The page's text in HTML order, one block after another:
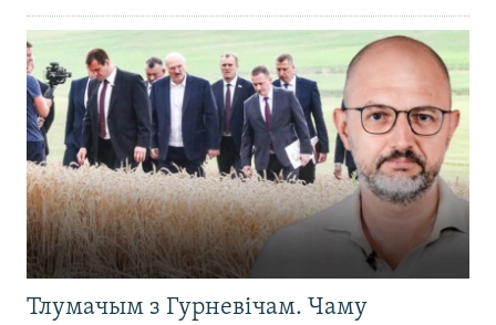
Тлумачым з Гурневічам. Чаму